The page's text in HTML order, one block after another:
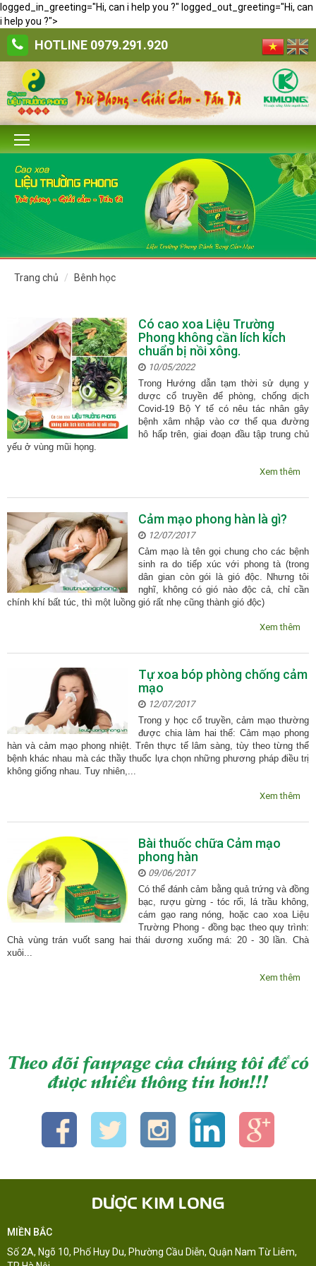
logged_in_greeting="Hi, can i help you ?" logged_out_greeting="Hi, can
i help you ?">
HOTLINE 0979.291.920
trang chủ bênh học
Có cao xoa Liệu Trường
Phong không cần lích kích
chuẩn bị nồi xông.
10/05/2022
Trong Hướng dẫn tạm thời sử dụng y
dược cổ truyền để phòng, chống dịch
Covid-19 Bộ Y tế có nêu tác nhân gây
bệnh xâm nhập vào cơ thể qua đường
hô hấp trên, giai đoạn đầu tập trung chủ
yếu ở vùng mũi họng.
Xem thêm
Cảm mạo phong hàn là gì?
12/07/2017
Cảm mạo là tên gọi chung cho các bệnh
sinh ra do tiếp xúc với phong tà (trong
dân gian còn gói là gió độc. Nhưng tôi
nghĩ, không có gió nào độc cả, chỉ cần
chính khí bất túc, thì một luồng gió rất nhẹ cũng thành gió độc)
Xem thêm
Tự xoa bóp phòng chống cảm
mạo
12/07/2017
Trong y học cổ truyền, cảm mạo thường
được chia làm hai thể: Cảm mạo phong
hàn và cảm mạo phong nhiệt. Trên thực tế lâm sàng, tùy theo từng thể
bệnh khác nhau mà các thầy thuốc lựa chọn những phương pháp điều trị
không giống nhau. Tuy nhiên,...
Xem thêm
Bài thuốc chữa Cảm mạo
phong hàn
09/06/2017
Có thể đánh cảm bằng quả trứng và đồng
bạc, rượu gừng - tóc rối, lá trầu không,
cám gạo rang nóng, hoặc cao xoa Liệu
Trường Phong - đồng bạc theo quy trình:
Chà vùng trán vuốt sang hai thái dương xuống má: 20 - 30 lần. Chà
xuôi...
Xem thêm
Theo dõi fanpage của chúng tôi để có
được nhiều thông tin hơn!!!
DƯỢC KIM LONG
MIỀN BẮC
Số 2A, Ngõ 10, Phố Huy Du, Phường Cầu Diễn, Quận Nam Từ Liêm,